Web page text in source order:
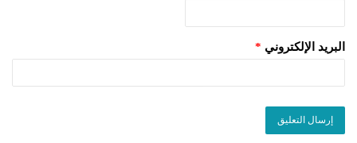
البريد الإلكتروني *